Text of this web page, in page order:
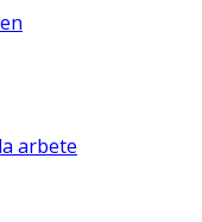
arbete